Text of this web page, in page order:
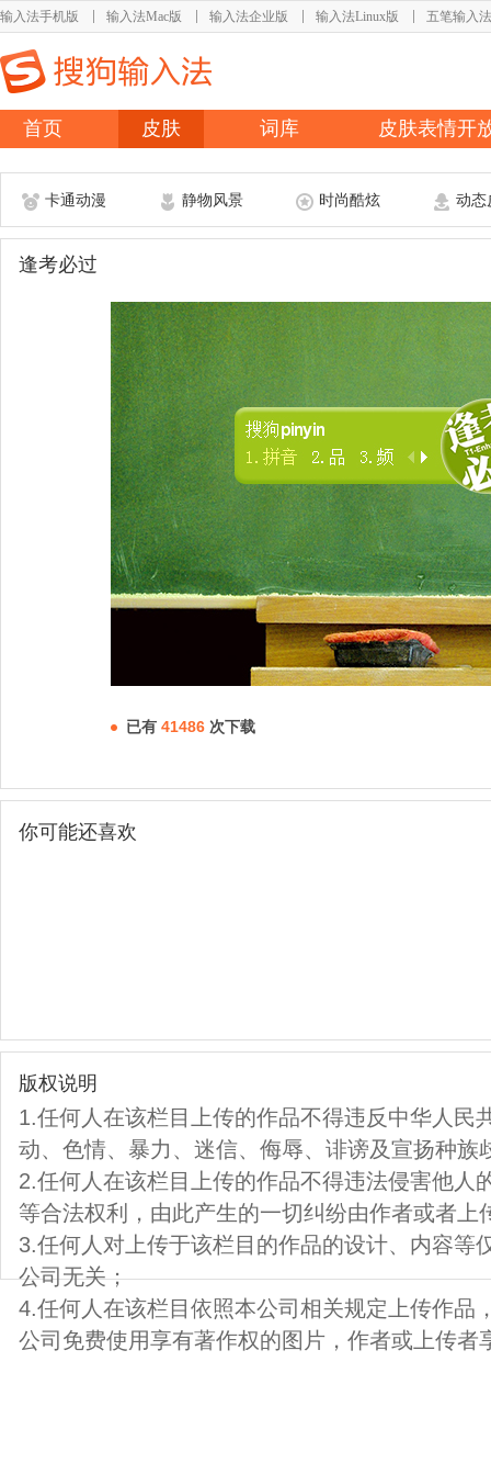
输入法手机版 输入法Mac版 输入法企业版 输入法Linux版 五笔输入法
首页 皮肤 词库 皮肤表情开
卡通动漫 静物风景 时尚酷炫 动态
逢考必过
已有 41486 次下载
你可能还喜欢
版权说明
1.任何人在该栏目上传的作品不得违反中华人民
动、色情、暴力、迷信、侮辱、诽谤及宣扬种族
2.任何人在该栏目上传的作品不得违法侵害他人
等合法权利，由此产生的一切纠纷由作者或者上
3.任何人对上传于该栏目的作品的设计、内容等
公司无关；
4.任何人在该栏目依照本公司相关规定上传作品
公司免费使用享有著作权的图片，作者或上传者